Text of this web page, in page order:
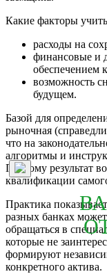
Какие факторы
расходы на
финансовые и
обеспечением
возможность
будущем.
Базой для
рыночная
что на
алгоритмы и
Поэтому результат
квалификации
Практика
разных банках
обращаться в
которые не
формируют
конкретного актива.